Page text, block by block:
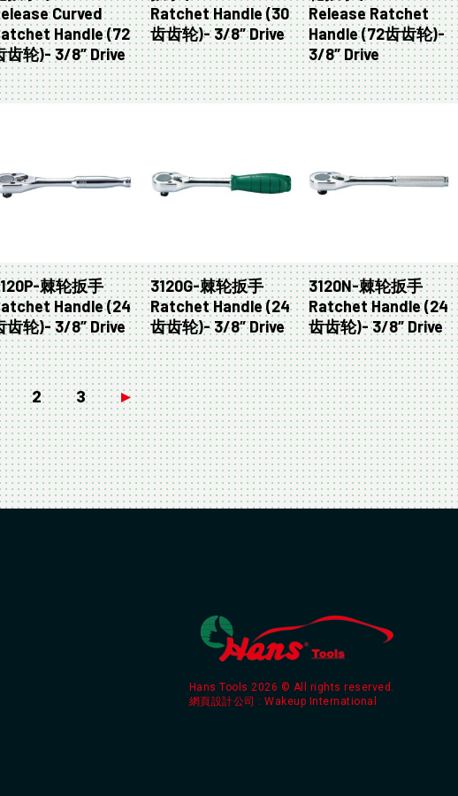
Curved
Handle (72
齿轮)- 3/8″ Drive
Ratchet Handle (30
齿齿轮)- 3/8″ Drive
Release Ratchet
Handle (72齿齿轮)-
3/8″ Drive
棘轮扳手
Handle (24
齿轮)- 3/8″ Drive
3120G-棘轮扳手
Ratchet Handle (24
齿齿轮)- 3/8″ Drive
3120N-棘轮扳手
Ratchet Handle (24
齿齿轮)- 3/8″ Drive
2 3 →
Hans Tools 2026 © All rights reserved.
網頁設計公司 : Wakeup International